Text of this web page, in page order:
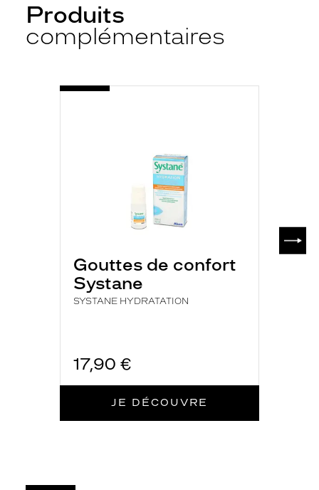
Produits
complémentaires
Gouttes de confort
Systane
SYSTANE HYDRATATION
17,90 €
JE DÉCOUVRE
-